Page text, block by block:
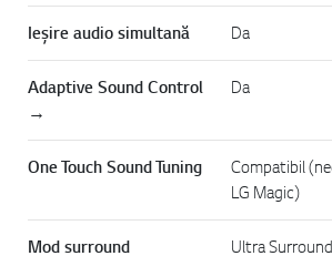
Ieșire audio simultană Da
Adaptive Sound Control
→
Da
One Touch Sound Tuning
Compatibil
LG Magic)
Mod surround Ultra Surround